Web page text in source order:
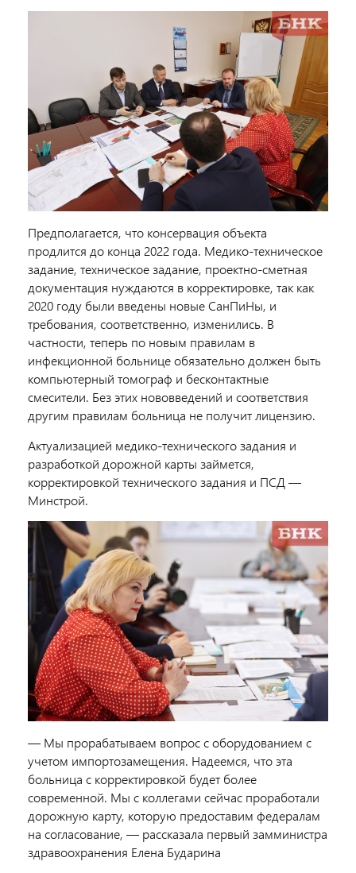
Предполагается, что консервация объекта
продлится до конца 2022 года. Медико-техническое
задание, техническое задание, проектно-сметная
документация нуждаются в корректировке, так как
2020 году были введены новые СанПиНы, и
требования, соответственно, изменились. В
частности, теперь по новым правилам в
инфекционной больнице обязательно должен быть
компьютерный томограф и бесконтактные
смесители. Без этих нововведений и соответствия
другим правилам больница не получит лицензию.
Актуализацией медико-технического задания и
разработкой дорожной карты займется,
корректировкой технического задания и ПСД ―
Минстрой.
― Мы прорабатываем вопрос с оборудованием с
учетом импортозамещения. Надеемся, что эта
больница с корректировкой будет более
современной. Мы с коллегами сейчас проработали
дорожную карту, которую предоставим федералам
на согласование, ― рассказала первый замминистра
здравоохранения Елена Бударина